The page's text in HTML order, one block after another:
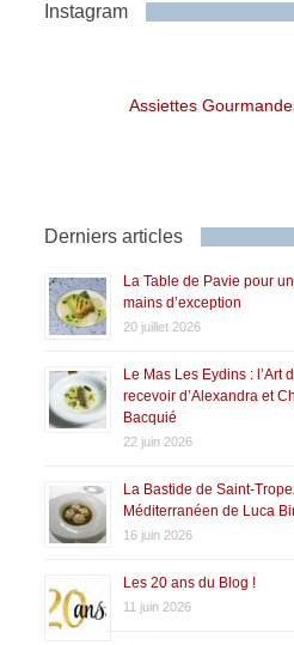
Instagram
Assiettes
Derniers articles
La Table de Pavie pour
mains d’exception
20 juillet 2026
Le Mas Les Eydins : l’Art
recevoir d’Alexandra et
Bacquié
22 juin 2026
La Bastide de Saint-
Méditerranéen de Luca
16 juin 2026
Les 20 ans du Blog !
11 juin 2026